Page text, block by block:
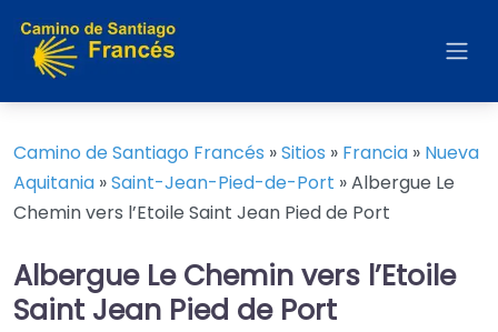
Camino de Santiago Francés »Sitios » Francia » Nueva
Aquitania »Saint-Jean-Pied-de-Port »Albergue Le
Chemin vers l’Etoile Saint Jean Pied de Port
Albergue Le Chemin vers l’Etoile
Saint Jean Pied de Port